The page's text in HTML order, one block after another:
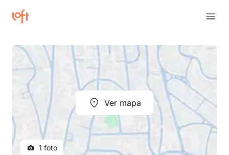
Ver mapa
1 foto